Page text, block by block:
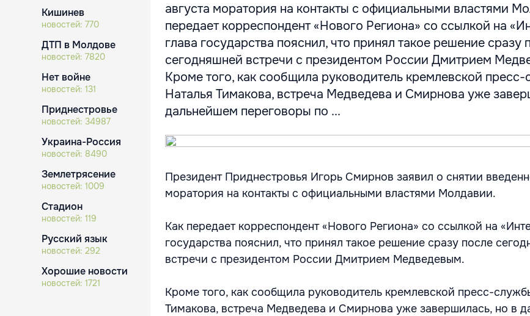
Кишинев
новостей: 770
ДТП в Молдове
новостей: 7820
Нет войне
новостей: 131
Приднестровье
новостей: 34987
Украина-Россия
новостей: 8490
Землетрясение
новостей: 1009
Стадион
новостей: 119
Русский язык
новостей: 292
Хорошие новости
новостей: 1721
августа моратория на контакты с официальными властями
передает корреспондент «Нового Региона» со ссылкой на
глава государства пояснил, что принял такое решение сразу
сегодняшней встречи с президентом России Дмитрием
Кроме того, как сообщила руководитель кремлевской
Наталья Тимакова, встреча Медведева и Смирнова уже
дальнейшем переговоры по ...
Президент Приднестровья Игорь Смирнов заявил о снятии
моратория на контакты с официальными властями Молдавии.
Как передает корреспондент «Нового Региона» со ссылкой на
государства пояснил, что принял такое решение сразу после
встречи с президентом России Дмитрием Медведевым.
Кроме того, как сообщила руководитель кремлевской пресс-
Тимакова, встреча Медведева и Смирнова уже завершилась, но в